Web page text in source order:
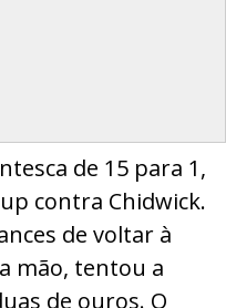
de 15 para 1,
contra Chidwick.
de voltar à
mão, tentou a
de ouros. O